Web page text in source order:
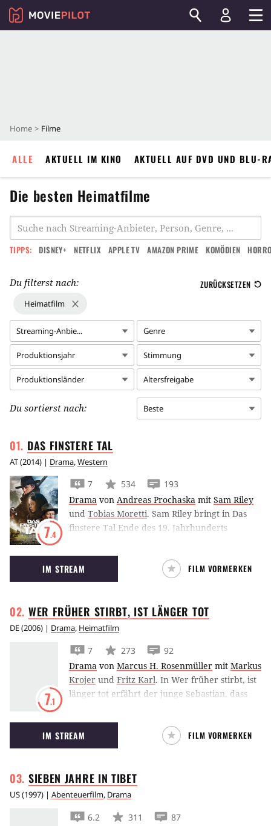
Home Filme
ALLE AKTUELL IM KINO AKTUELL AUF DVD UND BLU-
Die besten Heimatfilme
TIPPS: DISNEY+ NETFLIX APPLE TV AMAZON PRIME KOMÖDIEN
Du filterst nach: ZURÜCKSETZEN
Heimatfilm
Streaming-Anbie... Genre
Produktionsjahr Stimmung
Produktionsländer Altersfreigabe
Du sortierst nach: Beste
DAS FINSTERE TAL
AT(2014) | Drama,Western
7.4
7 534
193
Drama von Andreas Prochaska mit Sam Riley
und Tobias Moretti. Sam Riley bringt in Das
finstere Tal Ende des 19. Jahrhunderts
Winkel Österreichs.
IM STREAM FILM VORMERKEN
WER FRÜHER STIRBT, IST LÄNGER TOT
DE(2006) | Drama, Heimatfilm
7.1
7 273
92
Drama von Marcus H. Rosenmüller mit Markus
Krojer und Fritz Karl. In Wer früher stirbt, ist
länger tot erfährt der junge Sebastian, dass
Nun will er alles unternehmen, um zu
verhindern, dass er ins Fegefeuer kommt.
IM STREAM FILM VORMERKEN
SIEBEN JAHRE INTIBET
US(1997) | Abenteuerfilm, Drama
6.2 311
87